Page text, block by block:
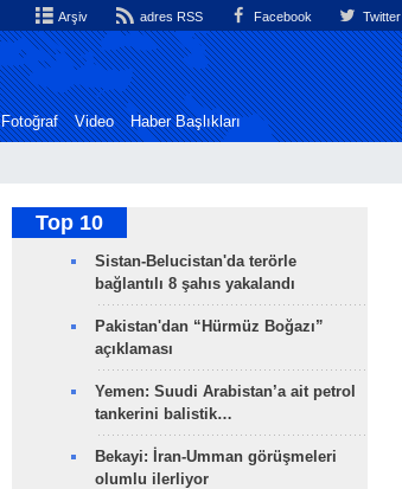
Arşiv adres RSS Facebook Twitter
Fotoğraf Video Haber Başlıkları
Top 10
Sistan-Belucistan'da terörle
bağlantılı 8 şahıs yakalandı
Pakistan'dan “Hürmüz Boğazı”
açıklaması
Yemen: Suudi Arabistan’a ait petrol
tankerini balistik…
Bekayi: İran-Umman görüşmeleri
olumlu ilerliyor